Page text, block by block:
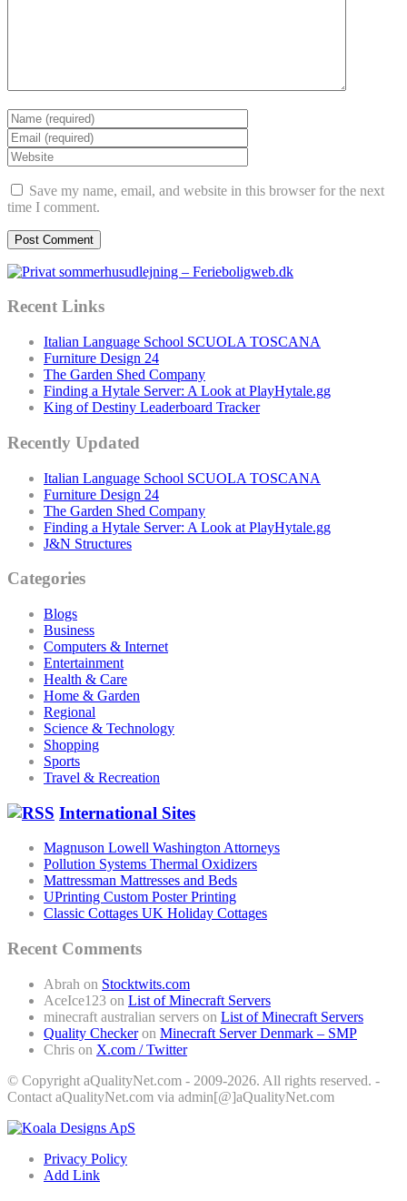
Save my name, email, and website in this browser for the next
time I comment.
Recent Links
Italian Language School SCUOLA TOSCANA
Furniture Design 24
The Garden Shed Company
Finding a Hytale Server: A Look at PlayHytale.gg
King of Destiny Leaderboard Tracker
Recently Updated
Italian Language School SCUOLA TOSCANA
Furniture Design 24
The Garden Shed Company
Finding a Hytale Server: A Look at PlayHytale.gg
J&N Structures
Categories
Blogs
Business
Computers & Internet
Entertainment
Health & Care
Home & Garden
Regional
Science & Technology
Shopping
Sports
Travel & Recreation
International Sites
Magnuson Lowell Washington Attorneys
Pollution Systems Thermal Oxidizers
Mattressman Mattresses and Beds
UPrinting Custom Poster Printing
Classic Cottages UK Holiday Cottages
Recent Comments
Abrah on Stocktwits.com
AceIce123 on List of Minecraft Servers
minecraft australian servers on List of Minecraft Servers
Quality Checkeron Minecraft Server Denmark – SMP
Chris on X.com / Twitter
© Copyright aQualityNet.com - 2009-2026. All rights reserved. -
Contact aQualityNet.com via admin[@]aQualityNet.com
Privacy Policy
Add Link